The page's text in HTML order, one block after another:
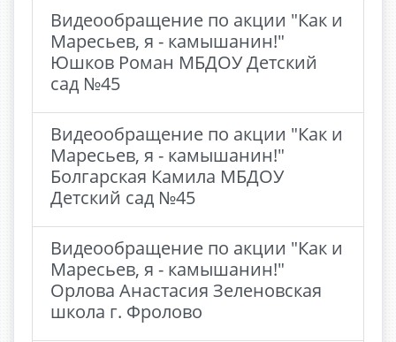
Видеообращение по акции "Как и
Маресьев, я - камышанин!"
Юшков Роман МБДОУ Детский
сад №45
Видеообращение по акции "Как и
Маресьев, я - камышанин!"
Болгарская Камила МБДОУ
Детский сад №45
Видеообращение по акции "Как и
Маресьев, я - камышанин!"
Орлова Анастасия Зеленовская
школа г. Фролово